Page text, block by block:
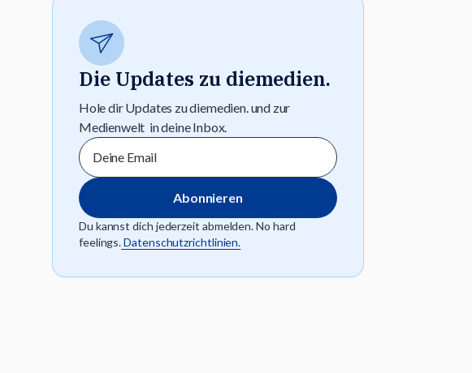
Die Updates zu diemedien.
Hole dir Updates zu diemedien. und zur
Medienwelt in deine Inbox.
Du kannst dich jederzeit abmelden. No hard
feelings.Datenschutzrichtlinien.